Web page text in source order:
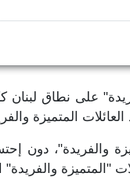
على نطاق لبنان
العائلات المتميزة
"المتميزة